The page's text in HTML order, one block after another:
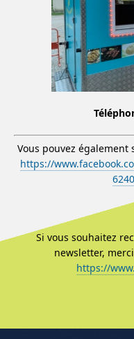
Vous pouvez également
https://
Si vous souhaitez
newsletter,
https://
Menu